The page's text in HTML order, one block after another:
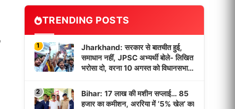
TRENDING POSTS
1
Jharkhand: सरकार से बातचीत हुई,
समाधान नहीं, JPSC अभ्यर्थी बोले- लिखित
भरोसा दो, वरना 10 अगस्त को विधानसभा
2
Bihar: 17 लाख की मशीन सप्लाई… 85
हजार का कमीशन, अररिया में ‘5% खेल’ का